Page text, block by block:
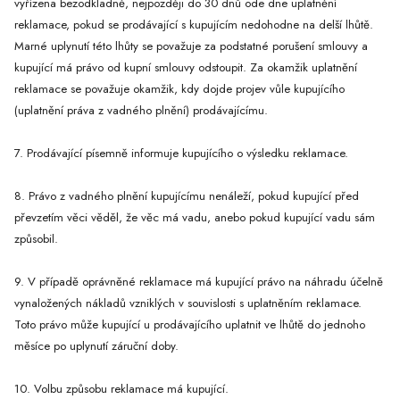
vyřízena bezodkladně, nejpozději do 30 dnů ode dne uplatnění
reklamace, pokud se prodávající s kupujícím nedohodne na delší lhůtě.
Marné uplynutí této lhůty se považuje za podstatné porušení smlouvy a
kupující má právo od kupní smlouvy odstoupit. Za okamžik uplatnění
reklamace se považuje okamžik, kdy dojde projev vůle kupujícího
(uplatnění práva z vadného plnění) prodávajícímu.
7. Prodávající písemně informuje kupujícího o výsledku reklamace.
8. Právo z vadného plnění kupujícímu nenáleží, pokud kupující před
převzetím věci věděl, že věc má vadu, anebo pokud kupující vadu sám
způsobil.
9. V případě oprávněné reklamace má kupující právo na náhradu účelně
vynaložených nákladů vzniklých v souvislosti s uplatněním reklamace.
Toto právo může kupující u prodávajícího uplatnit ve lhůtě do jednoho
měsíce po uplynutí záruční doby.
10. Volbu způsobu reklamace má kupující.